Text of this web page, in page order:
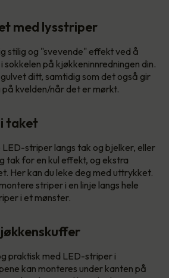
med lysstriper
stilig og "svevende" effekt ved å
på kjøkkeninnredningen din.
ditt, samtidig som det også gir
på kvelden/når det er mørkt.
taket
LED-striper langs tak og bjelker, eller
tak for en kul effekt, og ekstra
Her kan du leke deg med uttrykket.
striper i en linje langs hele
i et mønster.
praktisk med LED-striper i
kan monteres under kanten på